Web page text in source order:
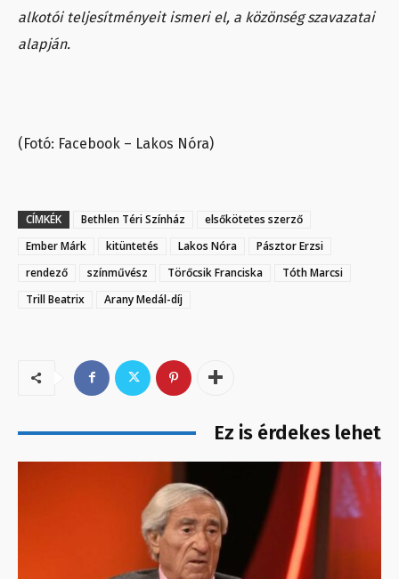
alkotói teljesítményeit ismeri el, a közönség szavazatai
alapján.
(Fotó: Facebook – Lakos Nóra)
CÍMKÉK Bethlen Téri Színház
elsőkötetes szerző
Ember Márk
kitüntetés Lakos Nóra
Pásztor Erzsi
rendező
színművész Törőcsik Franciska
Tóth Marcsi
Trill Beatrix
Arany Medál-díj
Ez is érdekes lehet